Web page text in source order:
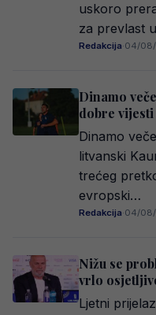
uskoro
za prevlast
Redakcija·04/
Dinamo
dobre
Dinamo
litvanski
trećeg
evropski…
Redakcija·04/
Nižu se
vrlo
Ljetni